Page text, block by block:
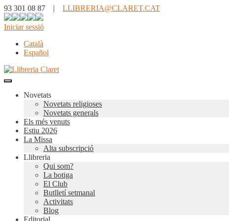
93 301 08 87 | LLIBRERIA@CLARET.CAT
Iniciar sessió
Català
Español
Novetats
Novetats religioses
Novetats generals
Els més venuts
Estiu 2026
La Missa
Alta subscripció
Llibreria
Qui som?
La botiga
El Club
Butlletí setmanal
Activitats
Blog
Editorial